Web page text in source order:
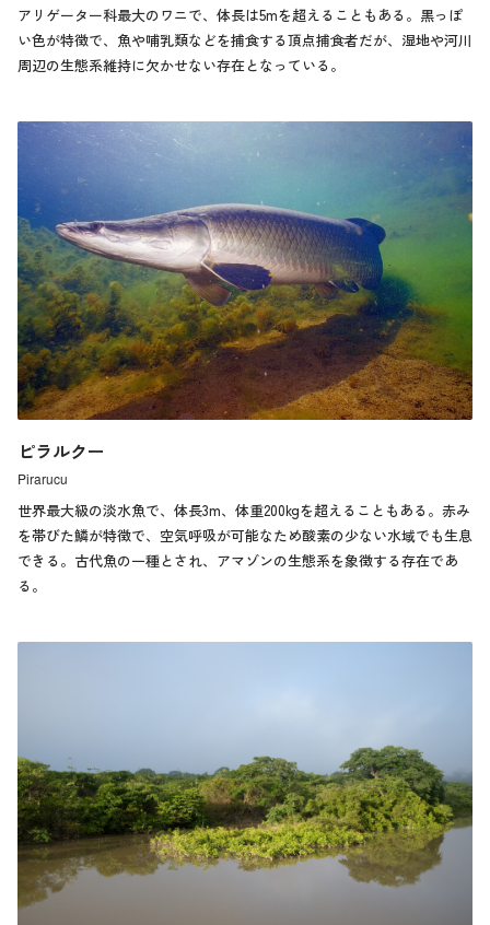
アリゲーター科最大のワニで、体長は5mを超えることもある。黒っぽ
い色が特徴で、魚や哺乳類などを捕食する頂点捕食者だが、湿地や河川
周辺の生態系維持に欠かせない存在となっている。
ピラルクー
Pirarucu
世界最大級の淡水魚で、体長3m、体重200kgを超えることもある。赤み
を帯びた鱗が特徴で、空気呼吸が可能なため酸素の少ない水域でも生息
できる。古代魚の一種とされ、アマゾンの生態系を象徴する存在であ
る。